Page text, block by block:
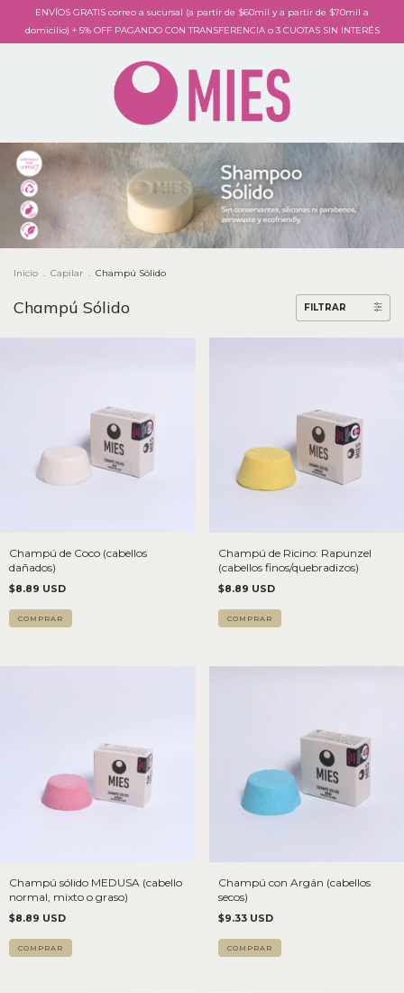
ENVÍOS GRATIS correo a sucursal (a partir de $60mil y a partir de $70mil a
domicilio) + 5% OFF PAGANDO CON TRANSFERENCIA o 3 CUOTAS SIN INTERÉS
Inicio . Capilar . Champú Sólido
Champú Sólido FILTRAR
Champú de Coco (cabellos
dañados)
$8.89 USD
Champú de Ricino: Rapunzel
(cabellos finos/quebradizos)
$8.89 USD
Champú sólido MEDUSA (cabello
normal, mixto o graso)
$8.89 USD
Champú con Argán (cabellos
secos)
$9.33 USD